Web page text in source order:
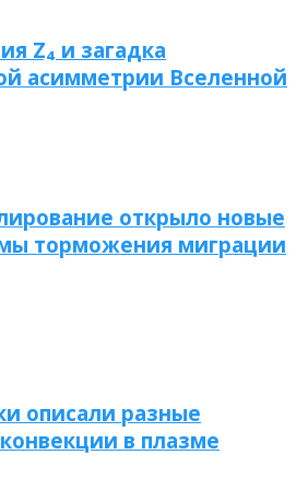
Z₄ и загадка
асимметрии Вселенной
открыло новые
торможения миграции
описали разные
в плазме